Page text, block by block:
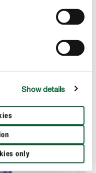
Show details
only